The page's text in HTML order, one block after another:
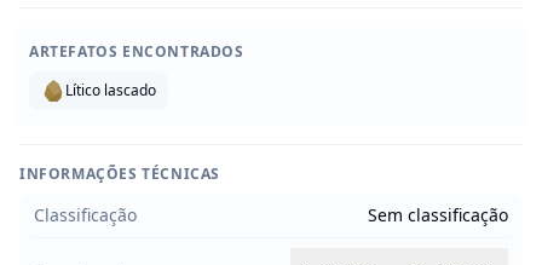
ARTEFATOS ENCONTRADOS
Lítico lascado
INFORMAÇÕES TÉCNICAS
Classificação Sem classificação